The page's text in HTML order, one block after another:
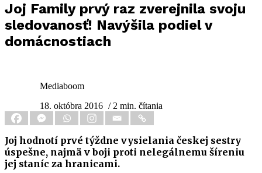
Joj Family prvý raz zverejnila svoju
sledovanosť! Navýšila podiel v
domácnostiach
Mediaboom
18. októbra 2016 / 2 min. čítania
Joj hodnotí prvé týždne vysielania českej sestry
úspešne, najmä v boji proti nelegálnemu šíreniu
jej staníc za hranicami.